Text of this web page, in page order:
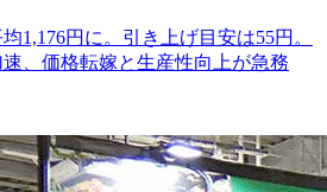
1,176円に。引き上げ目安は55円。
、価格転嫁と生産性向上が急務